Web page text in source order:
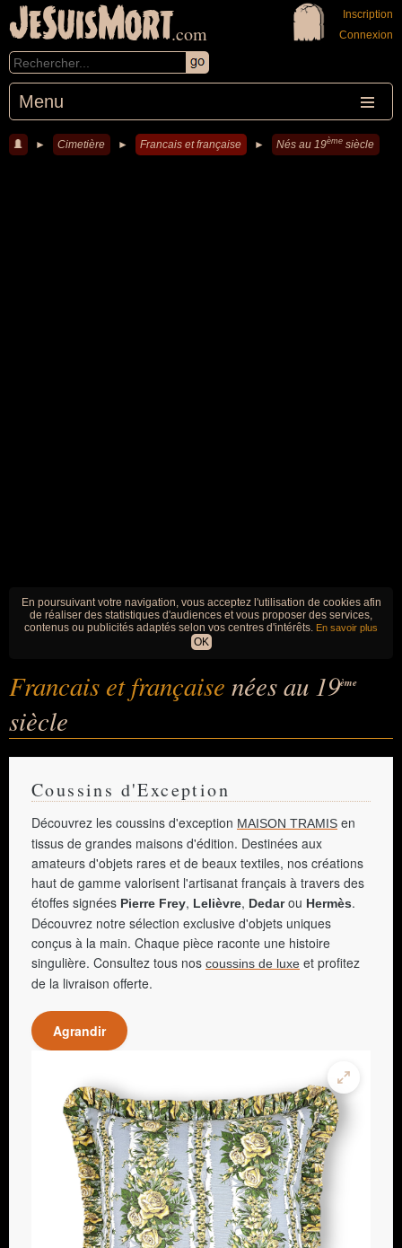
JeSuisMort.com
Menu
Inscription
Connexion
► Cimetière ► Francais et française ► Nés au 19ème siècle
En poursuivant votre navigation, vous acceptez l'utilisation de cookies afin
de réaliser des statistiques d'audiences et vous proposer des services,
contenus ou publicités adaptés selon vos centres d'intérêts. En savoir plus
OK
Francais et française nées au 19ème
siècle
Coussins d'Exception
Découvrez les coussins d'exception MAISON TRAMIS en
tissus de grandes maisons d'édition. Destinées aux
amateurs d'objets rares et de beaux textiles, nos créations
haut de gamme valorisent l'artisanat français à travers des
étoffes signées Pierre Frey, Lelièvre, Dedarou Hermès.
Découvrez notre sélection exclusive d'objets uniques
conçus à la main. Chaque pièce raconte une histoire
singulière. Consultez tous nos coussins de luxe et profitez
de la livraison offerte.
Agrandir